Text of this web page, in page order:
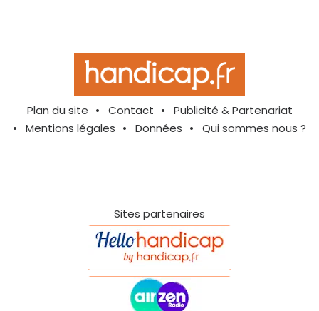
Plan du site Contact
Publicité & Partenariat
Mentions légales
Données Qui sommes nous ?
Sites partenaires